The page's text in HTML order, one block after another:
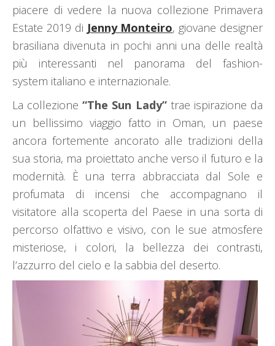
piacere di vedere la nuova collezione Primavera
Estate 2019 di Jenny Monteiro, giovane designer
brasiliana divenuta in pochi anni una delle realtà
più interessanti nel panorama del fashion-
system italiano e internazionale.
La collezione“The Sun Lady”trae ispirazione da
un bellissimo viaggio fatto in Oman, un paese
ancora fortemente ancorato alle tradizioni della
sua storia, ma proiettato anche verso il futuro e la
modernità. È una terra abbracciata dal Sole e
profumata di incensi che accompagnano il
visitatore alla scoperta del Paese in una sorta di
percorso olfattivo e visivo, con le sue atmosfere
misteriose, i colori, la bellezza dei contrasti,
l’azzurro del cielo e la sabbia del deserto.